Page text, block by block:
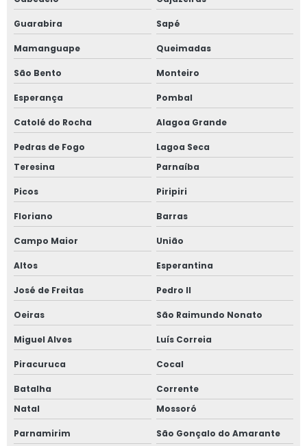
Guarabira Sapé
Mamanguape Queimadas
São Bento Monteiro
Esperança Pombal
Catolé do Rocha Alagoa Grande
Pedras de Fogo
Lagoa Seca
Teresina
Parnaíba
Picos Piripiri
Floriano Barras
Campo Maior União
Altos Esperantina
José de Freitas Pedro II
Oeiras São Raimundo Nonato
Miguel Alves Luís Correia
Piracuruca Cocal
Batalha
Corrente
Natal
Mossoró
Parnamirim São Gonçalo do Amarante